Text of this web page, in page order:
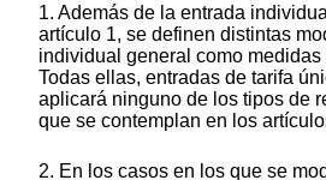
1. Además de la entrada
artículo 1, se definen distintas
individual general como
Todas ellas, entradas de tarifa
aplicará ninguno de los tipos de
que se contemplan en los
2. En los casos en los que se